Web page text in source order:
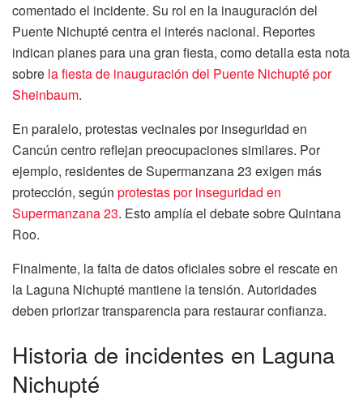
comentado el incidente. Su rol en la inauguración del
Puente Nichupté centra el interés nacional. Reportes
indican planes para una gran fiesta, como detalla esta nota
sobre la fiesta de inauguración del Puente Nichupté por
Sheinbaum.
En paralelo, protestas vecinales por inseguridad en
Cancún centro reflejan preocupaciones similares. Por
ejemplo, residentes de Supermanzana 23 exigen más
protección, según protestas por inseguridad en
Supermanzana 23. Esto amplía el debate sobre Quintana
Roo.
Finalmente, la falta de datos oficiales sobre el rescate en
la Laguna Nichupté mantiene la tensión. Autoridades
deben priorizar transparencia para restaurar confianza.
Historia de incidentes en Laguna
Nichupté